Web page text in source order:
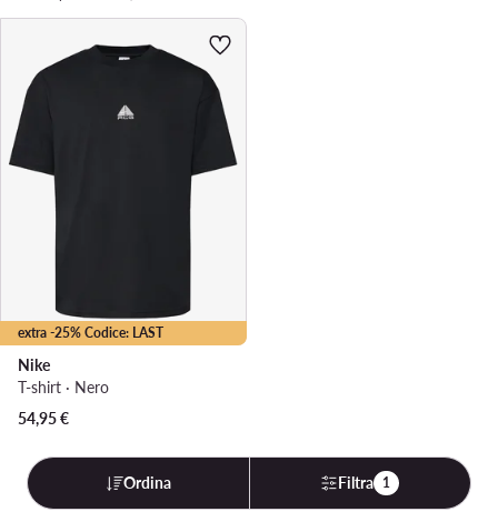
extra -25% Codice: LAST
Nike
T-shirt · Nero
54,95€
Ordina Filtra 1